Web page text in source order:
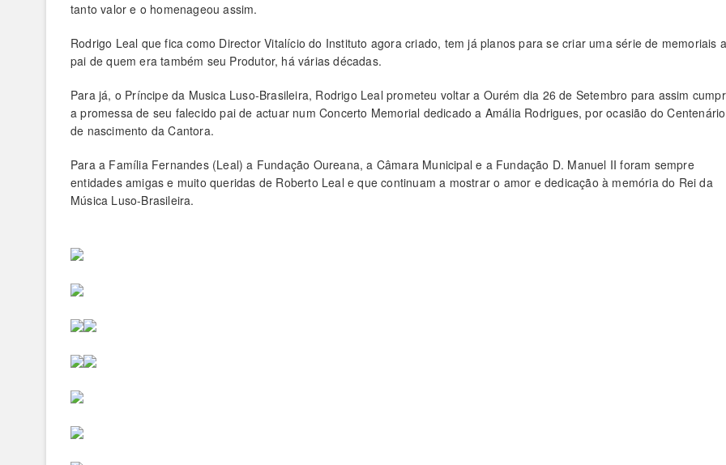
tanto valor e o homenageou assim.
Rodrigo Leal que fica como Director Vitalício do Instituto agora criado, tem já planos para se criar uma série de memoriais
pai de quem era também seu Produtor, há várias décadas.
Para já, o Príncipe da Musica Luso-Brasileira, Rodrigo Leal prometeu voltar a Ourém dia 26 de Setembro para assim
a promessa de seu falecido pai de actuar num Concerto Memorial dedicado a Amália Rodrigues, por ocasião do Centenário
de nascimento da Cantora.
Para a Família Fernandes (Leal) a Fundação Oureana, a Câmara Municipal e a Fundação D. Manuel II foram sempre
entidades amigas e muito queridas de Roberto Leal e que continuam a mostrar o amor e dedicação à memória do Rei da
Música Luso-Brasileira.